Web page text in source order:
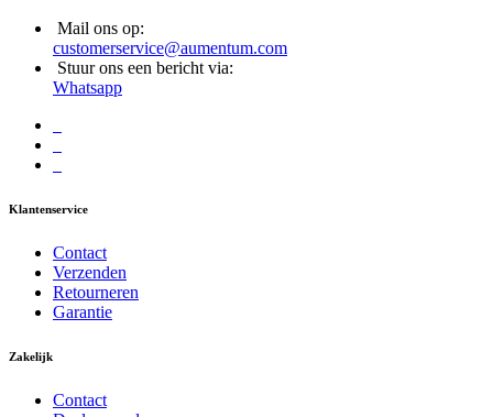
Mail ons op:
customerservice@aumentum.com
Stuur ons een bericht via:
Whatsapp
Klantenservice
Contact
Verzenden
Retourneren
Garantie
Zakelijk
Contact